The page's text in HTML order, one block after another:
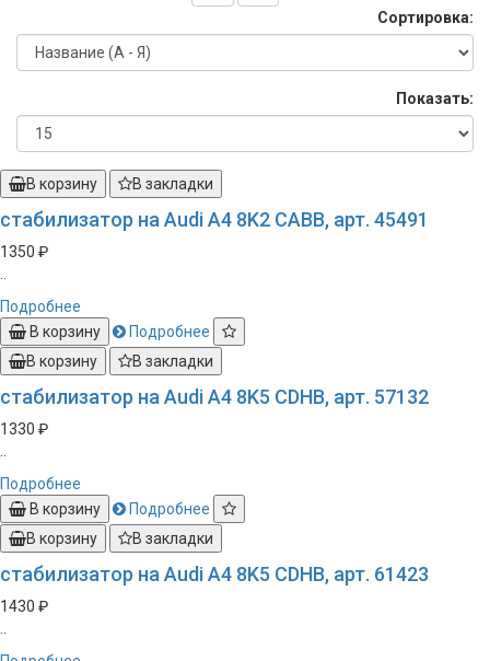
Сортировка:
Показать:
В корзину В закладки
стабилизатор на Audi A4 8K2 CABB, арт. 45491
1350 ₽
..
Подробнее
В корзину
Подробнее
В корзину
В закладки
стабилизатор на Audi A4 8K5 CDHB, арт. 57132
1330 ₽
..
Подробнее
В корзину
Подробнее
В корзину
В закладки
стабилизатор на Audi A4 8K5 CDHB, арт. 61423
1430 ₽
..